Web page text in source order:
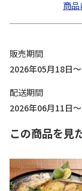
商
販売期間
2026年05月18日
配送期間
2026年06月11日
この商品を見